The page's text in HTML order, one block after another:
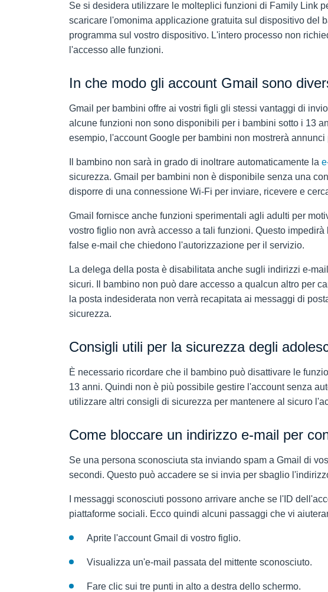
Se si desidera utilizzare le molteplici funzioni di Family Link
scaricare l'omonima applicazione gratuita sul dispositivo del
programma sul vostro dispositivo. L'intero processo non
l'accesso alle funzioni.
In che modo gli account Gmail sono
Gmail per bambini offre ai vostri figli gli stessi vantaggi di
alcune funzioni non sono disponibili per i bambini sotto i 13
esempio, l'account Google per bambini non mostrerà
Il bambino non sarà in grado di inoltrare automaticamente la
sicurezza. Gmail per bambini non è disponibile senza una
disporre di una connessione Wi-Fi per inviare, ricevere e
Gmail fornisce anche funzioni sperimentali agli adulti per
vostro figlio non avrà accesso a tali funzioni. Questo
false e-mail che chiedono l'autorizzazione per il servizio.
La delega della posta è disabilitata anche sugli indirizzi e-
sicuri. Il bambino non può dare accesso a qualcun altro per
la posta indesiderata non verrà recapitata ai messaggi di
sicurezza.
Consigli utili per la sicurezza degli
È necessario ricordare che il bambino può disattivare le
13 anni. Quindi non è più possibile gestire l'account senza
utilizzare altri consigli di sicurezza per mantenere al sicuro
Come bloccare un indirizzo e-mail per
Se una persona sconosciuta sta inviando spam a Gmail di
secondi. Questo può accadere se si invia per sbaglio
I messaggi sconosciuti possono arrivare anche se l'ID
piattaforme sociali. Ecco quindi alcuni passaggi che vi
Aprite l'account Gmail di vostro figlio.
Visualizza un'e-mail passata del mittente sconosciuto.
Fare clic sui tre punti in alto a destra dello schermo.